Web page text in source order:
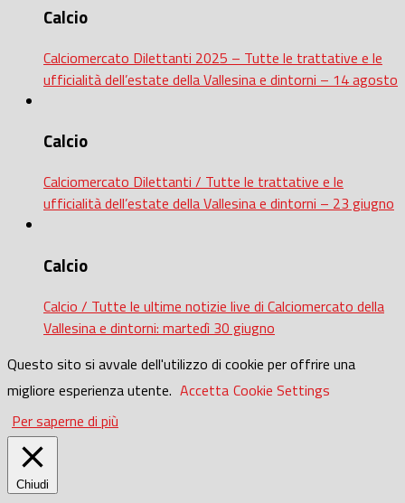
Calcio
Calciomercato Dilettanti 2025 – Tutte le trattative e le
ufficialità dell’estate della Vallesina e dintorni – 14 agosto
Calcio
Calciomercato Dilettanti / Tutte le trattative e le
ufficialità dell’estate della Vallesina e dintorni – 23 giugno
Calcio
Calcio / Tutte le ultime notizie live di Calciomercato della
Vallesina e dintorni: martedì 30 giugno
Questo sito si avvale dell'utilizzo di cookie per offrire una
migliore esperienza utente. Accetta Cookie Settings
Per saperne di più
Chiudi